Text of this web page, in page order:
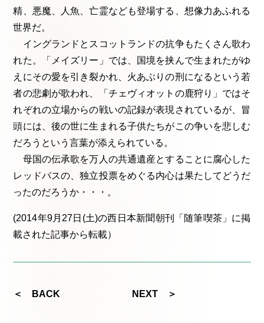
精、悪魔、人魚、亡霊なども登場する、想像力あふれる
世界だ。
イングランドとスコットランドの抗争もたくさん歌わ
れた。「メイズリー」では、国境を挟んで生まれたがゆ
えにその愛を引き裂かれ、火あぶりの刑になるという若
者の悲劇が歌われ、「チェヴィオットの鹿狩り」ではそ
れぞれの立場からの戦いの記録が表現されているが、冒
頭には、後の世に生まれる子供たちがこの争いを悲しむ
だろうという言葉が添えられている。
母国の伝承歌を万人の共通遺産とすることに腐心した
レッドパスの、独立投票をめぐる内心は果たしてどうだ
ったのだろうか・・・。
(2014年9月27日(土)の西日本新聞朝刊「随筆喫茶」に掲
載された記事から転載）
＜ BACK NEXT ＞